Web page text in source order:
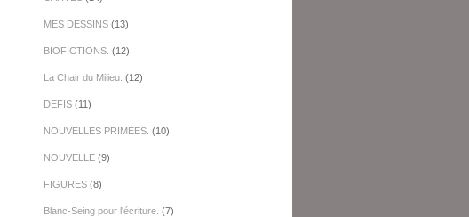
MES DESSINS(13)
BIOFICTIONS. (12)
La Chair du Milieu. (12)
DEFIS(11)
NOUVELLES PRIMÉES. (10)
NOUVELLE(9)
FIGURES(8)
Blanc-Seing pour l'écriture. (7)